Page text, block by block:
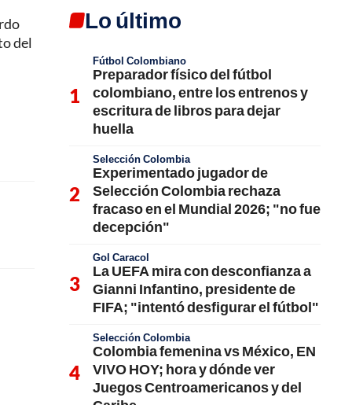
del
Lo último
Fútbol Colombiano
Preparador físico del fútbol
colombiano, entre los entrenos y
escritura de libros para dejar
huella
Selección Colombia
Experimentado jugador de
Selección Colombia rechaza
fracaso en el Mundial 2026; "no fue
decepción"
Gol Caracol
La UEFA mira con desconfianza a
Gianni Infantino, presidente de
FIFA; "intentó desfigurar el fútbol"
Selección Colombia
Colombia femenina vs México, EN
VIVO HOY; hora y dónde ver
Juegos Centroamericanos y del